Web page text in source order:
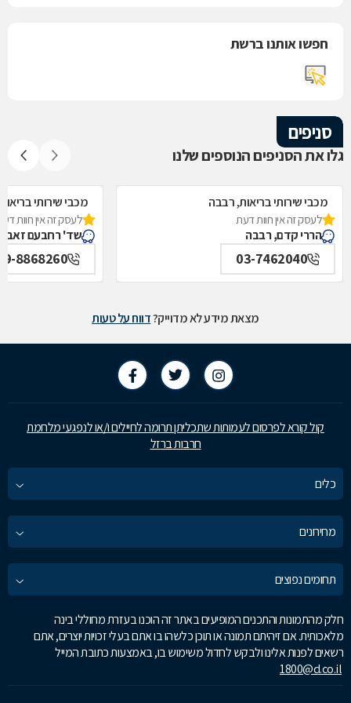
חפשו אותנו ברשת
סניפים
גלו את הסניפים הנוספים שלנו
מכבי שירותי בריאות, רבבה
לעסק זה אין חוות דעת
הררי קדם, רבבה
03-7462040
מכבי שירותי
לעסק זה אין חוות
שד' רחבעם זאבי 1, קרני שומרון
8868260
מצאת מידע לא מדוייק?דווח על טעות
קול קורא לפרסום לעמותות שתכליתן תרומה לחיילים ו/או לנפגעי מלחמת
חרבות ברזל
כלים
מחירונים
תחומים נפוצים
חלק מהתמונות והתכנים המופיעים באתר זה הוכנו בעזרת מחוללי בינה
מלאכותית. אם זיהיתם תמונה או תוכן כלשהו בו אתם בעלי זכויות יוצרים, אתם
רשאים לפנות אלינו ולבקש לחדול משימוש בו, באמצעות כתובת המייל
1800@d.co.il